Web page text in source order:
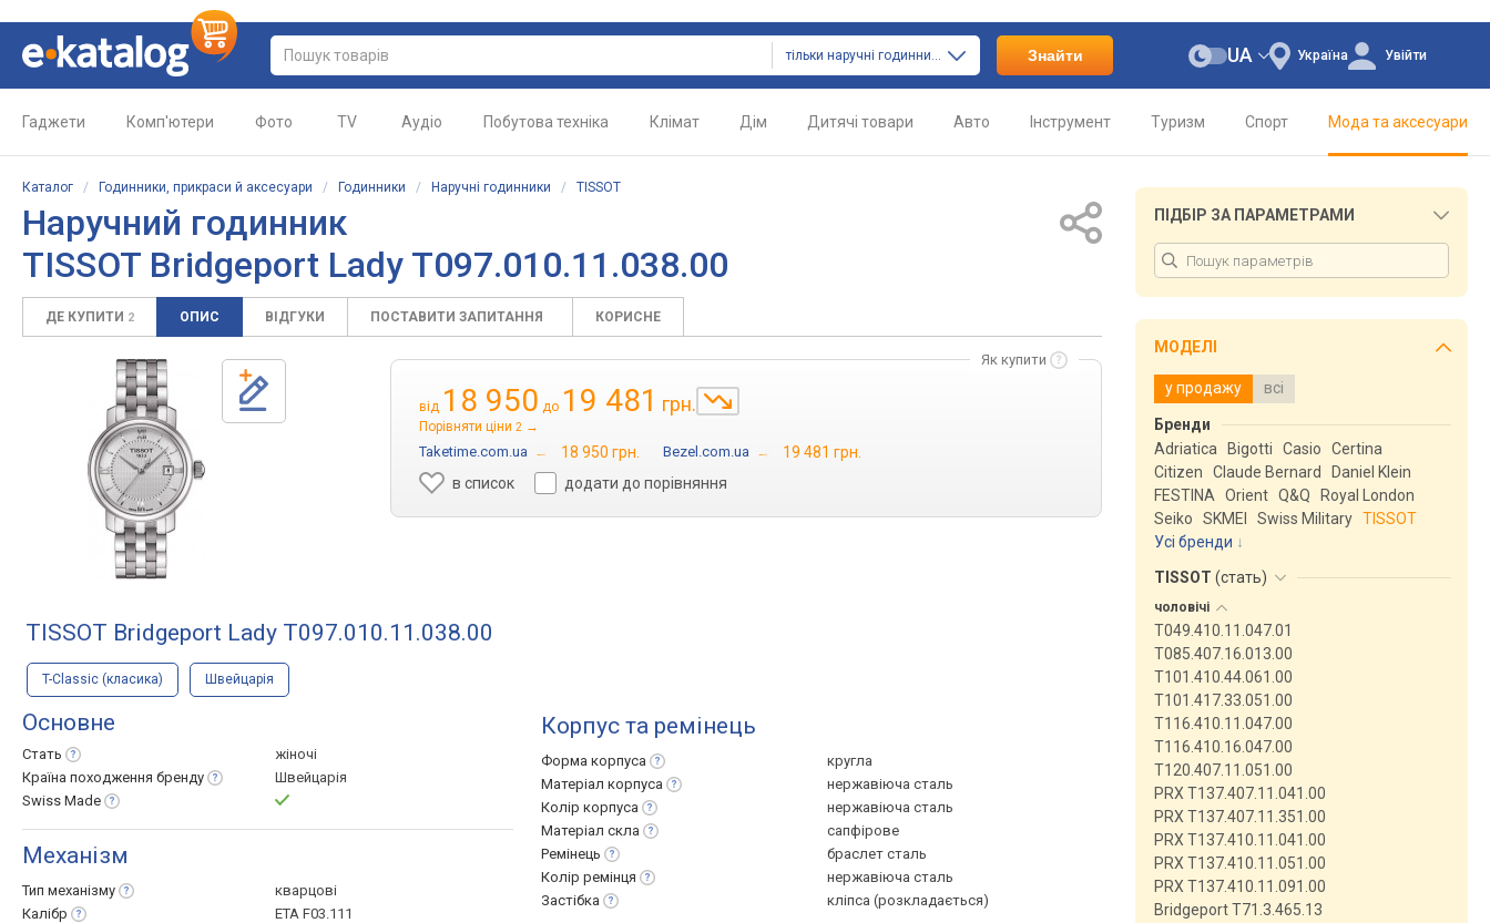
тільки наручні годинники Знайти Україна
UA Увійти
Гаджети Комп'ютери Фото TV Аудіо Побутова техніка Клімат Дім Дитячі товари Авто Інструмент Туризм Спорт Мода та аксесуари
Каталог / Годинники, прикраси й аксесуари / Годинники / Наручні годинники / TISSOT
Наручний годинник
TISSOT Bridgeport Lady T097.010.11.038.00
ДЕ КУПИТИ 2 ОПИС ВІДГУКИ ПОСТАВИТИ ЗАПИТАННЯ КОРИСНЕ
Як купити
від 18 950 до 19 481 грн.
Порівняти ціни 2 →
Taketime.com.ua → 18 950 грн. Bezel.com.ua →
19 481 грн.
в список
додати до порівняння
TISSOT Bridgeport Lady T097.010.11.038.00
T-Classic (класика) Швейцарія
Основне
Стать
жіночі
Країна походження бренду
Швейцарія
Swiss Made
Механізм
Тип механізму
кварцові
Калібр
ETA F03.111
Корпус та ремінець
Форма корпуса
кругла
Матеріал корпуса
нержавіюча сталь
Колір корпуса
нержавіюча сталь
Матеріал скла
сапфірове
Ремінець
браслет сталь
Колір ремінця
нержавіюча сталь
Застібка
кліпса (розкладається)
ПІДБІР ЗА ПАРАМЕТРАМИ
МОДЕЛІ
у продажу всі
Бренди
Adriatica
Bigotti Casio
Certina
Citizen
Claude Bernard
Daniel Klein
FESTINA
Orient Q&Q
Royal London
Seiko
SKMEI Swiss Military TISSOT
Усі бренди
TISSOT (стать)
чоловічі
T049.410.11.047.01
T085.407.16.013.00
T101.410.44.061.00
T101.417.33.051.00
T116.410.11.047.00
T116.410.16.047.00
T120.407.11.051.00
PRX T137.407.11.041.00
PRX T137.407.11.351.00
PRX T137.410.11.041.00
PRX T137.410.11.051.00
PRX T137.410.11.091.00
Bridgeport T71.3.465.13